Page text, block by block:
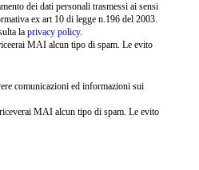
dei dati personali trasmessi ai sensi
ex art 10 di legge n.196 del 2003.
la privacy policy.
MAI alcun tipo di spam. Le evito
comunicazioni ed informazioni sui
MAI alcun tipo di spam. Le evito